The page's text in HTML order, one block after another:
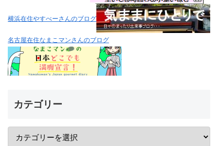
横浜在住やすべーさんのブログ
名古屋在住なまこマンさんのブログ
カテゴリー